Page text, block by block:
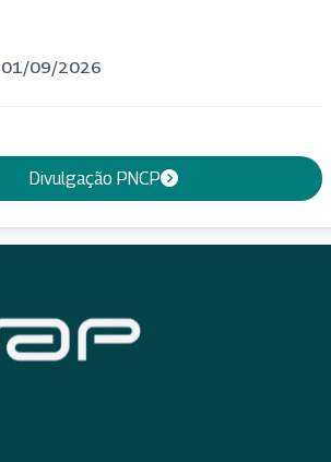
09/2026
Divulgação PNCP